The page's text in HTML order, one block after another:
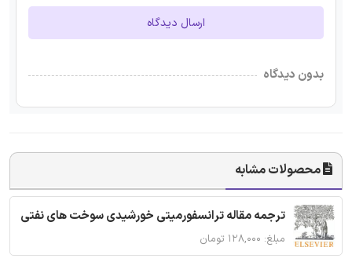
ارسال دیدگاه
بدون دیدگاه
محصولات مشابه
ترجمه مقاله ترانسفورمیتی خورشیدی سوخت های نفتی
مبلغ: ۱۲۸,۰۰۰ تومان